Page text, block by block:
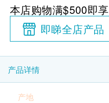
本店购物满$500即享
即睇全店产品
产品详情
产地